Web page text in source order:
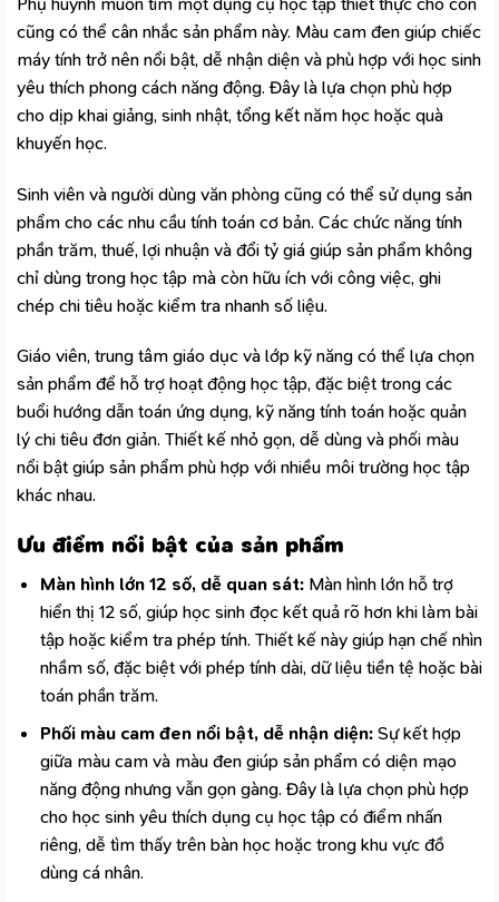
cũng có thể cân nhắc sản phẩm này. Màu cam đen giúp chiếc
máy tính trở nên nổi bật, dễ nhận diện và phù hợp với học sinh
yêu thích phong cách năng động. Đây là lựa chọn phù hợp
cho dịp khai giảng, sinh nhật, tổng kết năm học hoặc quà
khuyến học.
Sinh viên và người dùng văn phòng cũng có thể sử dụng sản
phẩm cho các nhu cầu tính toán cơ bản. Các chức năng tính
phần trăm, thuế, lợi nhuận và đổi tỷ giá giúp sản phẩm không
chỉ dùng trong học tập mà còn hữu ích với công việc, ghi
chép chi tiêu hoặc kiểm tra nhanh số liệu.
Giáo viên, trung tâm giáo dục và lớp kỹ năng có thể lựa chọn
sản phẩm để hỗ trợ hoạt động học tập, đặc biệt trong các
buổi hướng dẫn toán ứng dụng, kỹ năng tính toán hoặc quản
lý chi tiêu đơn giản. Thiết kế nhỏ gọn, dễ dùng và phối màu
nổi bật giúp sản phẩm phù hợp với nhiều môi trường học tập
khác nhau.
Ưu điểm nổi bật của sản phẩm
Màn hình lớn 12 số, dễ quan sát:Màn hình lớn hỗ trợ
hiển thị 12 số, giúp học sinh đọc kết quả rõ hơn khi làm bài
tập hoặc kiểm tra phép tính. Thiết kế này giúp hạn chế nhìn
nhầm số, đặc biệt với phép tính dài, dữ liệu tiền tệ hoặc bài
toán phần trăm.
Phối màu cam đen nổi bật, dễ nhận diện:Sự kết hợp
giữa màu cam và màu đen giúp sản phẩm có diện mạo
năng động nhưng vẫn gọn gàng. Đây là lựa chọn phù hợp
cho học sinh yêu thích dụng cụ học tập có điểm nhấn
riêng, dễ tìm thấy trên bàn học hoặc trong khu vực đồ
dùng cá nhân.